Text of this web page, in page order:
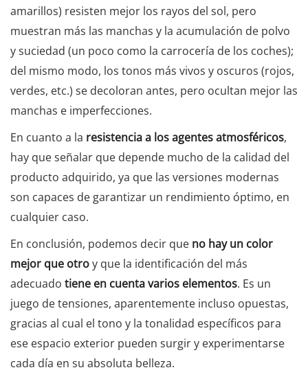
amarillos) resisten mejor los rayos del sol, pero
muestran más las manchas y la acumulación de polvo
y suciedad (un poco como la carrocería de los coches);
del mismo modo, los tonos más vivos y oscuros (rojos,
verdes, etc.) se decoloran antes, pero ocultan mejor las
manchas e imperfecciones.
En cuanto a la resistencia a los agentes atmosféricos,
hay que señalar que depende mucho de la calidad del
producto adquirido, ya que las versiones modernas
son capaces de garantizar un rendimiento óptimo, en
cualquier caso.
En conclusión, podemos decir que no hay un color
mejor que otroy que la identificación del más
adecuado tiene en cuenta varios elementos. Es un
juego de tensiones, aparentemente incluso opuestas,
gracias al cual el tono y la tonalidad específicos para
ese espacio exterior pueden surgir y experimentarse
cada día en su absoluta belleza.